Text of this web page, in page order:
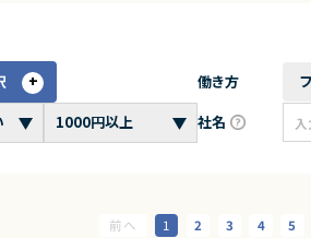
働き方
社名
1 2 3 4 5